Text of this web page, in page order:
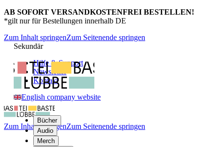
AB SOFORT VERSANDKOSTENFREI BESTELLEN!
*gilt nur für Bestellungen innerhalb DE
Zum Inhalt springenZum Seitenende springen
Sekundär
Hilfe & Support
Newsletter
Kontakt
English company website
Bücher
Audio
Merch
Zum Inhalt springenZum Seitenende springen